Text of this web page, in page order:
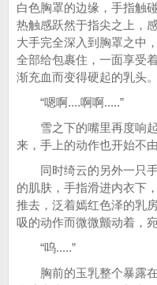
白色胸罩的边缘，手指触
热触感跃然于指尖之上，
大手完全深入到胸罩之中
全部给包裹住，一面享受
渐充血而变得硬起的乳头。
“嗯啊....啊啊.....”
雪之下的嘴里再度响起
来，手上的动作也开始不
同时绮云的另外一只手
的肌肤，手指滑进内衣下
推去，泛着嫣红色泽的乳
吸的动作而微微颤动着，
“呜.....”
胸前的玉乳整个暴露在